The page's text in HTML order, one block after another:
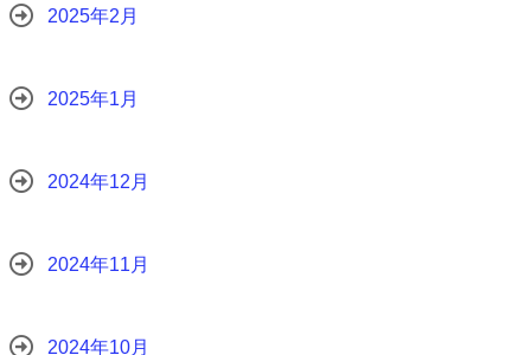
2025年2月
2025年1月
2024年12月
2024年11月
2024年10月